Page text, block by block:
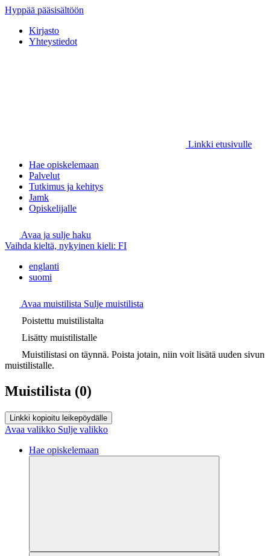
Hyppää pääsisältöön
Kirjasto
Yhteystiedot
Linkki etusivulle
Hae opiskelemaan
Palvelut
Tutkimus ja kehitys
Jamk
Opiskelijalle
Avaa ja sulje haku
Vaihda kieltä, nykyinen kieli: FI
englanti
suomi
Avaa muistilista Sulje muistilista
Poistettu muistilistalta
Lisätty muistilistalle
Muistilistasi on täynnä. Poista jotain, niin voit lisätä uuden sivun
muistilistalle.
Muistilista (0)
Linkki kopioitu leikepöydälle
Avaa valikko Sulje valikko
Hae opiskelemaan